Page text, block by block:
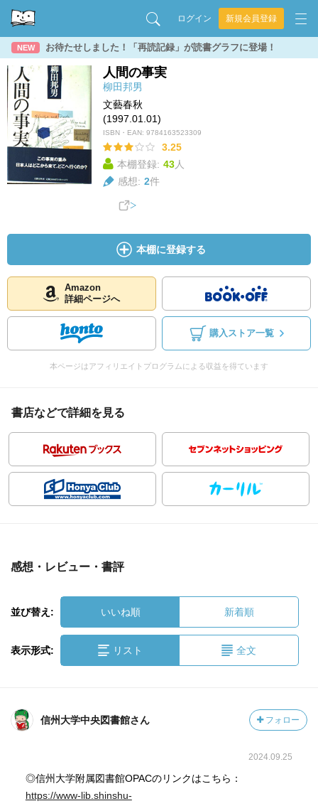
ログイン 新規会員登録
NEW お待たせしました！「再読記録」が読書グラフに登場！
人間の事実
柳田邦男
文藝春秋
(1997.01.01)
ISBN・EAN: 9784163523309
3.25
本棚登録: 43人
感想: 2件
本棚に登録する
Amazon
詳細ページへ
購入ストア一覧
本ページはアフィリエイトプログラムによる収益を得ています
書店などで詳細を見る
感想・レビュー・書評
並び替え: いいね順 新着順
表示形式: リスト 全文
信州大学中央図書館さん フォロー
2024.09.25
◎信州大学附属図書館OPACのリンクはこちら：
https://www-lib.shinshu-